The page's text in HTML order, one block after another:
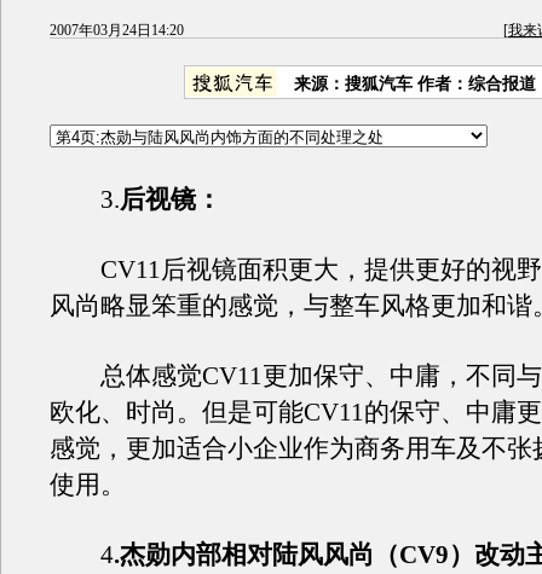
2007年03月24日14:20 [我来
来源：搜狐汽车 作者：综合报道
3.后视镜：
CV11后视镜面积更大，提供更好的视
风尚略显笨重的感觉，与整车风格更加和谐
总体感觉CV11更加保守、中庸，不同
欧化、时尚。但是可能CV11的保守、中庸
感觉，更加适合小企业作为商务用车及不张
使用。
4.杰勋内部相对陆风风尚（CV9）改动